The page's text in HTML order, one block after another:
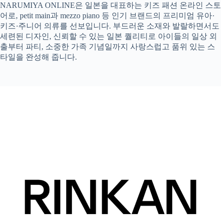
NARUMIYA ONLINE은 일본을 대표하는 키즈 패션 온라인 스토
어로, petit main과 mezzo piano 등 인기 브랜드의 프리미엄 유아·
키즈·주니어 의류를 선보입니다. 부드러운 소재와 발랄하면서도
세련된 디자인, 신뢰할 수 있는 일본 퀄리티로 아이들의 일상 외
출부터 파티, 소중한 가족 기념일까지 사랑스럽고 품위 있는 스
타일을 완성해 줍니다.